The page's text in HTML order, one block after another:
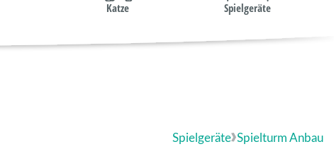
Katze Spielgeräte
Spielgeräte Spielturm Anbau